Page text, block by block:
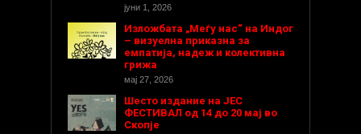
јуни 1, 2026
Изложбата „Меѓу нас“ на Индог
– визуелна приказна за
емпатија, надеж и колективна
грижа
мај 27, 2026
Шесто издание на ЈЕС
ФЕСТИВАЛ од 14 до 20 мај во
Скопје